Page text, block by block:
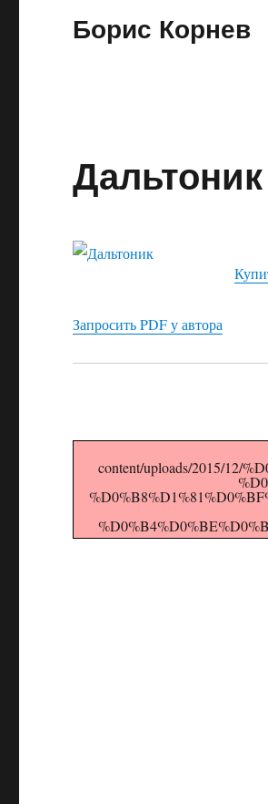
Борис Корнев
Дальтоник
Запросить PDF у автора
content/uploads/2015/12/